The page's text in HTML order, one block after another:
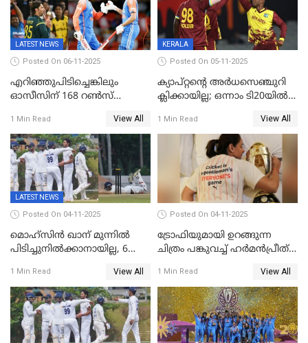
LATEST NEWS
Posted On 06-11-2025
എറിഞ്ഞുപിടിച്ചെങ്കിലും
ഓസീസിന് 168 റൺസ്
1 Min Read View All
KERALA
Posted On 05-11-2025
ക്യാപ്റ്റന്റെ അർധസെഞ്ചുറി
ക്ലിക്കായില്ല; ഒന്നാം ടി20യിൽ
വിൻഡീസിന് ജയം
1 Min Read View All
LATEST NEWS
Posted On 04-11-2025
മൊഹ്സിൻ ഖാന് മുന്നിൽ
പിടിച്ചുനിൽക്കാനായില്ല, 6
കേരളത്തിന് ഇന്നിംഗ്സ്
തോല്‍വി
1 Min Read View All
Posted On 04-11-2025
ട്രോഫിയുമായി ഉറങ്ങുന്ന
ചിത്രം പങ്കുവച്ച് ഹര്‍മന്‍പ്രീത്
1 Min Read View All